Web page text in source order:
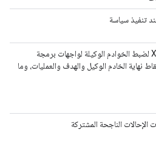
تنفيذ سياسة
أضِف عناصر XML لضبط الخوادم الوكيلة لواجهات برمجة
نهاية الخادم الوكيل والهدف والعمليات، وما
الناجحة المشتركة